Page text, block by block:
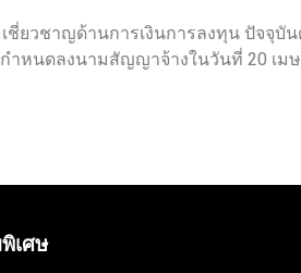
วชาญด้านการเงินการลงทุน ปัจจุบั
หนดลงนามสัญญาจ้างในวันที่ 20 เม
เศษ